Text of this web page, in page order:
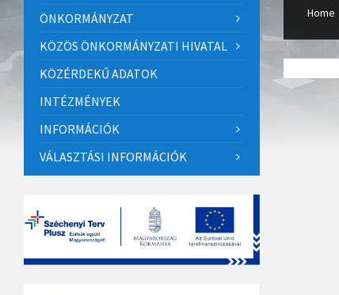
Home
ÖNKORMÁNYZAT
KÖZÖS ÖNKORMÁNYZATI HIVATAL
KÖZÉRDEKŰ ADATOK
INTÉZMÉNYEK
INFORMÁCIÓK
VÁLASZTÁSI INFORMÁCIÓK